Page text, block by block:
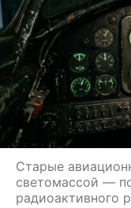
Старые
светомассой —
радиоактивного